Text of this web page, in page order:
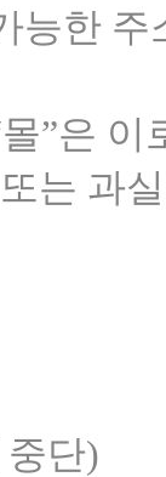
능한
”은 이
는 과
단)